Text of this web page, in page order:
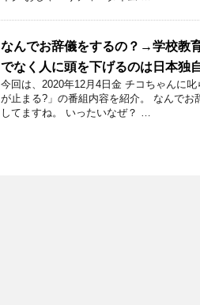
なんでお辞儀をするの？→学校教
でなく人に頭を下げるのは日本独
今回は、2020年12月4日金 チコちゃんに
が止まる?」の番組内容を紹介。 なんで
してますね。 いったいなぜ？ …